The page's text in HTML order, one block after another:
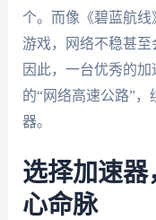
个。而像《碧蓝航
游戏，网络不稳甚至
因此，一台优秀的
的“网络高速公路”
器。
选择加速器
心命脉